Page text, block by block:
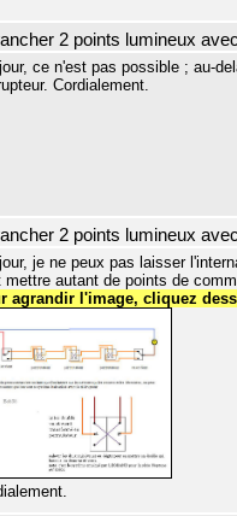
2 points lumineux
ce n'est pas possible ; au-
Cordialement.
2 points lumineux
je ne peux pas laisser
mettre autant de points de
agrandir l'image, cliquez